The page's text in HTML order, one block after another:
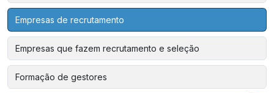
Empresas de recrutamento
Empresas que fazem recrutamento e seleção
Formação de gestores